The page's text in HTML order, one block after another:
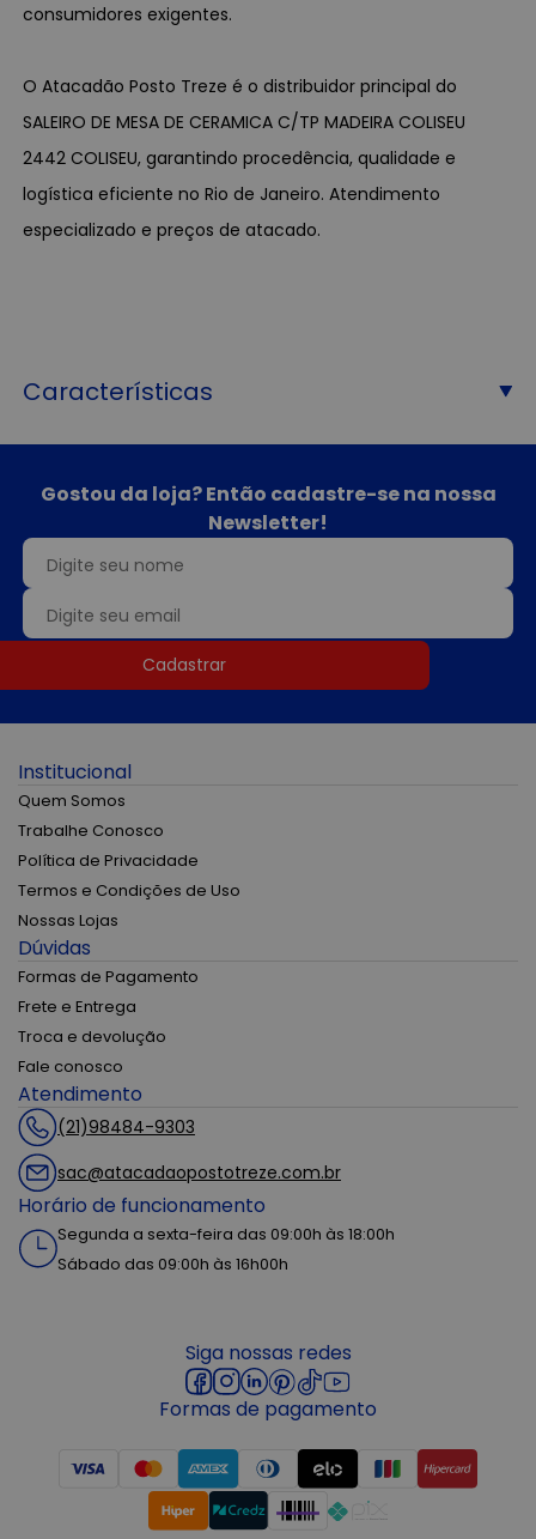
consumidores exigentes.
O Atacadão Posto Treze é o distribuidor principal do
SALEIRO DE MESA DE CERAMICA C/TP MADEIRA COLISEU
2442 COLISEU, garantindo procedência, qualidade e
logística eficiente no Rio de Janeiro. Atendimento
especializado e preços de atacado.
Características
Gostou da loja? Então cadastre-se na nossa
Newsletter!
Cadastrar
Institucional
Quem Somos
Trabalhe Conosco
Política de Privacidade
Termos e Condições de Uso
Nossas Lojas
Dúvidas
Formas de Pagamento
Frete e Entrega
Troca e devolução
Fale conosco
Atendimento
(21)98484-9303
sac@atacadaopostotreze.com.br
Horário de funcionamento
Segunda a sexta-feira das 09:00h às 18:00h
Sábado das 09:00h às 16h00h
Siga nossas redes
Formas de pagamento